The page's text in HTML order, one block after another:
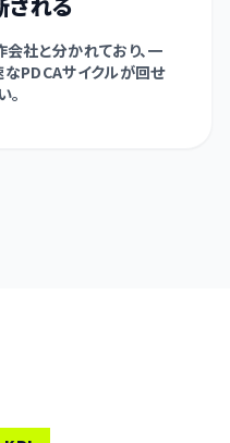
社と分かれており、一
PDCAサイクルが回せ
。